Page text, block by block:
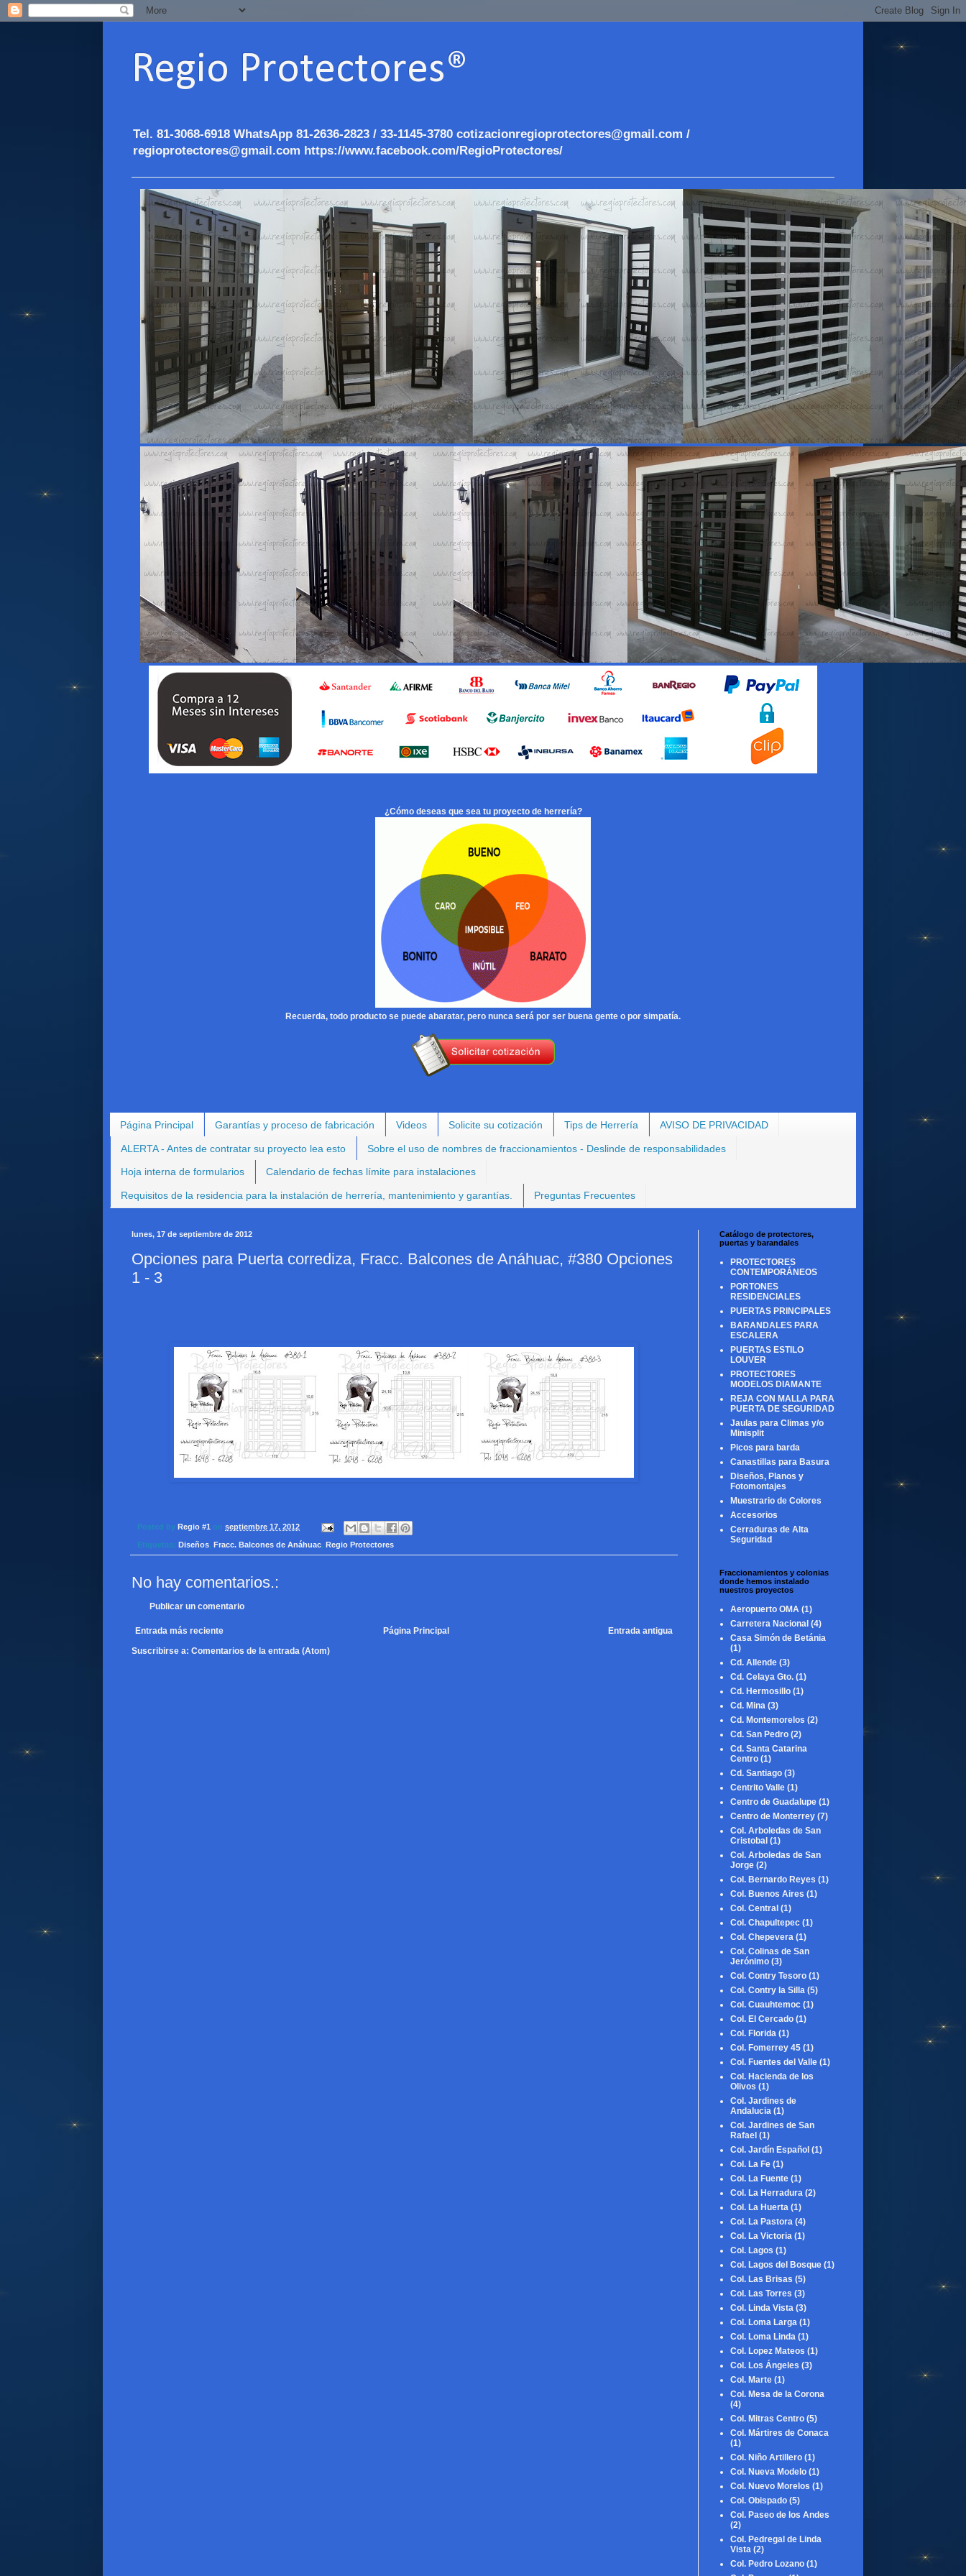
Regio Protectores®
Tel. 81-3068-6918 WhatsApp 81-2636-2823 / 33-1145-3780 cotizacionregioprotectores@gmail.com /
regioprotectores@gmail.com https://www.facebook.com/RegioProtectores/
¿Cómo deseas que sea tu proyecto de herrería?
Recuerda, todo producto se puede abaratar, pero nunca será por ser buena gente o por simpatía.
Página Principal Garantías y proceso de fabricación Videos Solicite su cotización Tips de Herrería AVISO DE PRIVACIDAD
ALERTA - Antes de contratar su proyecto lea esto Sobre el uso de nombres de fraccionamientos - Deslinde de responsabilidades
Hoja interna de formularios Calendario de fechas límite para instalaciones
Requisitos de la residencia para la instalación de herrería, mantenimiento y garantías. Preguntas Frecuentes
lunes, 17 de septiembre de 2012
Opciones para Puerta corrediza, Fracc. Balcones de Anáhuac, #380 Opciones
1 - 3
Posted by Regio #1 on septiembre 17, 2012
Etiquetas: Diseños, Fracc. Balcones de Anáhuac, Regio Protectores
No hay comentarios.:
Publicar un comentario
Entrada más reciente Entrada antigua
Página Principal
Suscribirse a: Comentarios de la entrada (Atom)
Catálogo de protectores,
puertas y barandales
PROTECTORES
CONTEMPORÁNEOS
PORTONES
RESIDENCIALES
PUERTAS PRINCIPALES
BARANDALES PARA
ESCALERA
PUERTAS ESTILO
LOUVER
PROTECTORES
MODELOS DIAMANTE
REJA CON MALLA PARA
PUERTA DE SEGURIDAD
Jaulas para Climas y/o
Minisplit
Picos para barda
Canastillas para Basura
Diseños, Planos y
Fotomontajes
Muestrario de Colores
Accesorios
Cerraduras de Alta
Seguridad
Fraccionamientos y colonias
donde hemos instalado
nuestros proyectos
Aeropuerto OMA (1)
Carretera Nacional (4)
Casa Simón de Betánia
(1)
Cd. Allende (3)
Cd. Celaya Gto. (1)
Cd. Hermosillo (1)
Cd. Mina (3)
Cd. Montemorelos (2)
Cd. San Pedro (2)
Cd. Santa Catarina
Centro (1)
Cd. Santiago (3)
Centrito Valle (1)
Centro de Guadalupe (1)
Centro de Monterrey (7)
Col. Arboledas de San
Cristobal (1)
Col. Arboledas de San
Jorge (2)
Col. Bernardo Reyes (1)
Col. Buenos Aires (1)
Col. Central (1)
Col. Chapultepec (1)
Col. Chepevera (1)
Col. Colinas de San
Jerónimo (3)
Col. Contry Tesoro (1)
Col. Contry la Silla (5)
Col. Cuauhtemoc (1)
Col. El Cercado (1)
Col. Florida (1)
Col. Fomerrey 45 (1)
Col. Fuentes del Valle (1)
Col. Hacienda de los
Olivos (1)
Col. Jardines de
Andalucia (1)
Col. Jardines de San
Rafael (1)
Col. Jardín Español (1)
Col. La Fe (1)
Col. La Fuente (1)
Col. La Herradura (2)
Col. La Huerta (1)
Col. La Pastora (4)
Col. La Victoria (1)
Col. Lagos (1)
Col. Lagos del Bosque (1)
Col. Las Brisas (5)
Col. Las Torres (3)
Col. Linda Vista (3)
Col. Loma Larga (1)
Col. Loma Linda (1)
Col. Lopez Mateos (1)
Col. Los Ángeles (3)
Col. Marte (1)
Col. Mesa de la Corona
(4)
Col. Mitras Centro (5)
Col. Mártires de Conaca
(1)
Col. Niño Artillero (1)
Col. Nueva Modelo (1)
Col. Nuevo Morelos (1)
Col. Obispado (5)
Col. Paseo de los Andes
(2)
Col. Pedregal de Linda
Vista (2)
Col. Pedro Lozano (1)